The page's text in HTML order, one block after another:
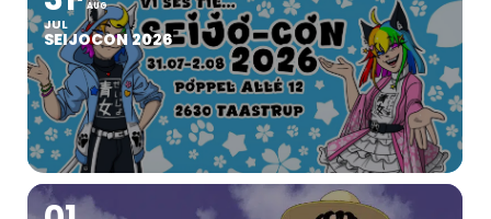
JUL
AUG
SEIJOCON 2026